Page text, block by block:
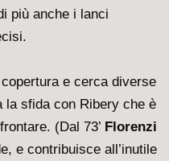
più anche i lanci
e cerca diverse
sfida con Ribery che è
(Dal 73’ Florenzi
e contribuisce all’inutile